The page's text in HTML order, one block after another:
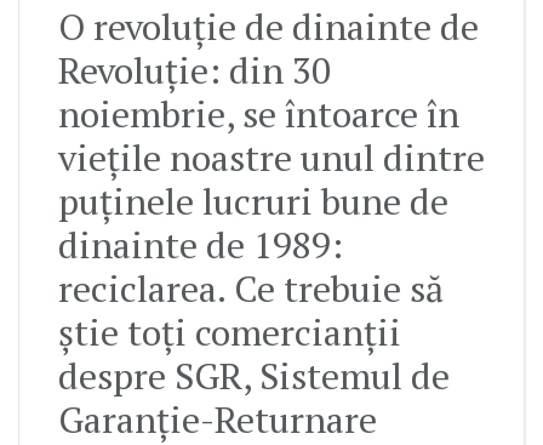
O revoluție de dinainte de
Revoluție: din 30
noiembrie, se întoarce în
viețile noastre unul dintre
puținele lucruri bune de
dinainte de 1989:
reciclarea. Ce trebuie să
știe toți comercianții
despre SGR, Sistemul de
Garanție-Returnare